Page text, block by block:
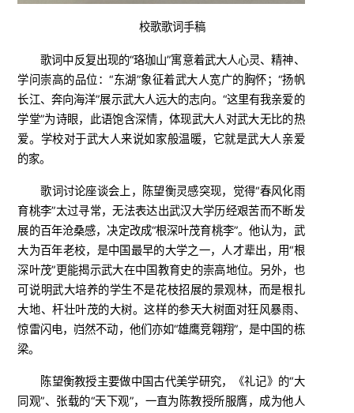
校歌歌词手稿
歌词中反复出现的“珞珈山”寓意着武大人心灵、精神、
学问崇高的品位：“东湖”象征着武大人宽广的胸怀；“扬帆
长江、奔向海洋”展示武大人远大的志向。“这里有我亲爱的
学堂”为诗眼，此语饱含深情，体现武大人对武大无比的热
爱。学校对于武大人来说如家般温暖，它就是武大人亲爱
的家。
歌词讨论座谈会上，陈望衡灵感突现，觉得“春风化雨
育桃李”太过寻常，无法表达出武汉大学历经艰苦而不断发
展的百年沧桑感，决定改成“根深叶茂育桃李”。他认为，武
大为百年老校，是中国最早的大学之一，人才辈出，用“根
深叶茂”更能揭示武大在中国教育史的崇高地位。另外，也
可说明武大培养的学生不是花枝招展的景观林，而是根扎
大地、杆壮叶茂的大树。这样的参天大树面对狂风暴雨、
惊雷闪电，岿然不动，他们亦如“雄鹰竞翱翔”，是中国的栋
梁。
陈望衡教授主要做中国古代美学研究，《礼记》的“大
同观”、张载的“天下观”，一直为陈教授所服膺，成为他人